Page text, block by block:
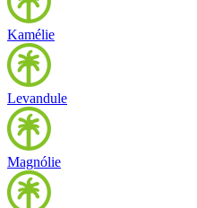
Kamélie
Levandule
Magnólie